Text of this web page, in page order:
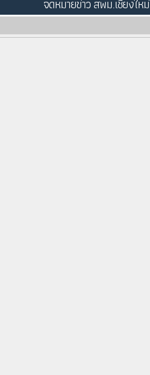
จดหมายข่าว สพม.เชียงใหม่